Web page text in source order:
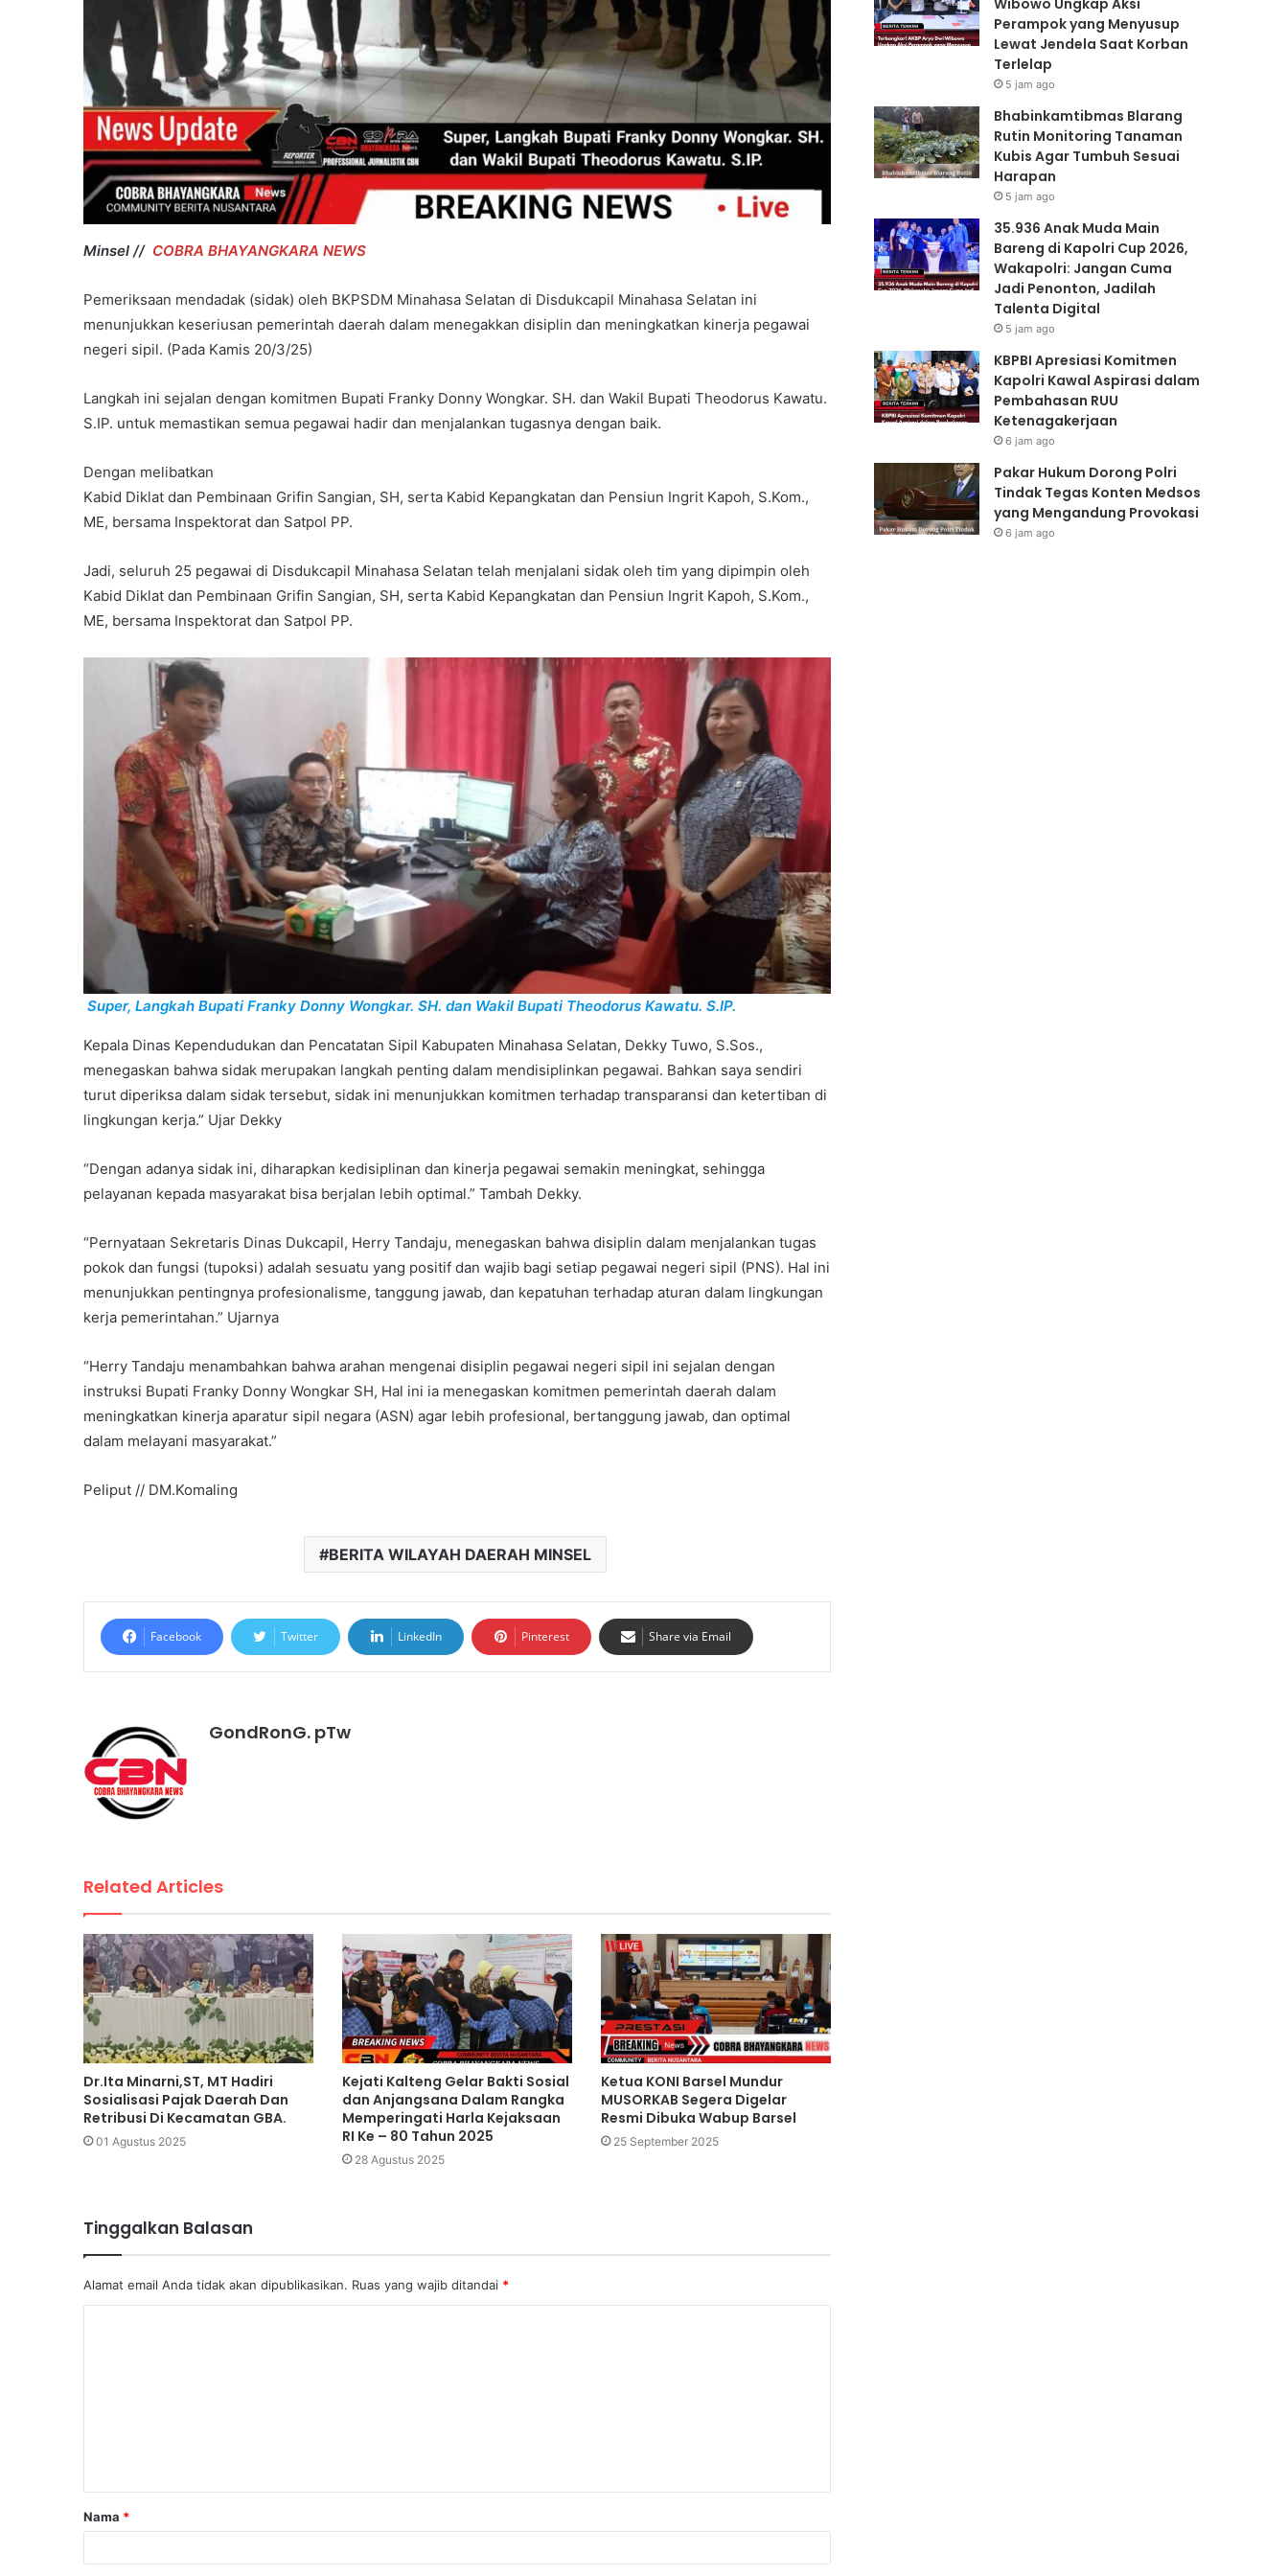
Minsel // COBRA BHAYANGKARA NEWS
Pemeriksaan mendadak (sidak) oleh BKPSDM Minahasa Selatan di Disdukcapil Minahasa Selatan ini
menunjukkan keseriusan pemerintah daerah dalam menegakkan disiplin dan meningkatkan kinerja pegawai
negeri sipil. (Pada Kamis 20/3/25)
Langkah ini sejalan dengan komitmen Bupati Franky Donny Wongkar. SH. dan Wakil Bupati Theodorus Kawatu.
S.IP. untuk memastikan semua pegawai hadir dan menjalankan tugasnya dengan baik.
Dengan melibatkan
Kabid Diklat dan Pembinaan Grifin Sangian, SH, serta Kabid Kepangkatan dan Pensiun Ingrit Kapoh, S.Kom.,
ME, bersama Inspektorat dan Satpol PP.
Jadi, seluruh 25 pegawai di Disdukcapil Minahasa Selatan telah menjalani sidak oleh tim yang dipimpin oleh
Kabid Diklat dan Pembinaan Grifin Sangian, SH, serta Kabid Kepangkatan dan Pensiun Ingrit Kapoh, S.Kom.,
ME, bersama Inspektorat dan Satpol PP.
Super, Langkah Bupati Franky Donny Wongkar. SH. dan Wakil Bupati Theodorus Kawatu. S.IP.
Kepala Dinas Kependudukan dan Pencatatan Sipil Kabupaten Minahasa Selatan, Dekky Tuwo, S.Sos.,
menegaskan bahwa sidak merupakan langkah penting dalam mendisiplinkan pegawai. Bahkan saya sendiri
turut diperiksa dalam sidak tersebut, sidak ini menunjukkan komitmen terhadap transparansi dan ketertiban di
lingkungan kerja.” Ujar Dekky
“Dengan adanya sidak ini, diharapkan kedisiplinan dan kinerja pegawai semakin meningkat, sehingga
pelayanan kepada masyarakat bisa berjalan lebih optimal.” Tambah Dekky.
“Pernyataan Sekretaris Dinas Dukcapil, Herry Tandaju, menegaskan bahwa disiplin dalam menjalankan tugas
pokok dan fungsi (tupoksi) adalah sesuatu yang positif dan wajib bagi setiap pegawai negeri sipil (PNS). Hal ini
menunjukkan pentingnya profesionalisme, tanggung jawab, dan kepatuhan terhadap aturan dalam lingkungan
kerja pemerintahan.” Ujarnya
“Herry Tandaju menambahkan bahwa arahan mengenai disiplin pegawai negeri sipil ini sejalan dengan
instruksi Bupati Franky Donny Wongkar SH, Hal ini ia menegaskan komitmen pemerintah daerah dalam
meningkatkan kinerja aparatur sipil negara (ASN) agar lebih profesional, bertanggung jawab, dan optimal
dalam melayani masyarakat.”
Peliput // DM.Komaling
BERITA WILAYAH DAERAH MINSEL
Facebook Twitter LinkedIn Pinterest Share via Email
GondRonG. pTw
Related Articles
Dr.Ita Minarni,ST, MT Hadiri
Sosialisasi Pajak Daerah Dan
Retribusi Di Kecamatan GBA.
01 Agustus 2025
Kejati Kalteng Gelar Bakti Sosial
dan Anjangsana Dalam Rangka
Memperingati Harla Kejaksaan
RI Ke – 80 Tahun 2025
28 Agustus 2025
Ketua KONI Barsel Mundur
MUSORKAB Segera Digelar
Resmi Dibuka Wabup Barsel
25 September 2025
Tinggalkan Balasan
Alamat email Anda tidak akan dipublikasikan. Ruas yang wajib ditandai *
a
r
Nama *
Terlelap
Jadilah
Talenta
Digital
Wibowo Ungkap Aksi
Perampok yang Menyusup
Lewat Jendela Saat Korban
Terlelap
5 jam ago
Bhabinkamtibmas Blarang
Rutin Monitoring Tanaman
Kubis Agar Tumbuh Sesuai
Harapan
5 jam ago
35.936 Anak Muda Main
Bareng di Kapolri Cup 2026,
Wakapolri: Jangan Cuma
Jadi Penonton, Jadilah
Talenta Digital
5 jam ago
KBPBI Apresiasi Komitmen
Kapolri Kawal Aspirasi dalam
Pembahasan RUU
Ketenagakerjaan
6 jam ago
Pakar Hukum Dorong Polri
Tindak Tegas Konten Medsos
yang Mengandung Provokasi
6 jam ago